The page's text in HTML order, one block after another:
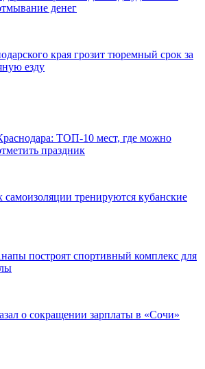
денег
края грозит тюремный срок за
езду
ТОП-10 мест, где можно
праздник
самоизоляции тренируются кубанские
построят спортивный комплекс для
о сокращении зарплаты в «Сочи»